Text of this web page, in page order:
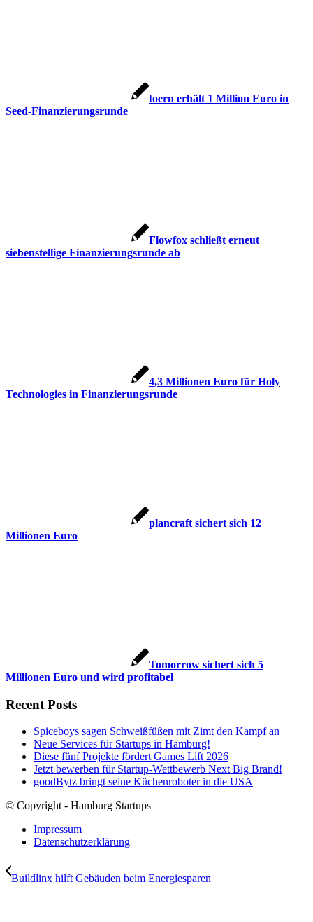
toern erhält 1 Million Euro in
Seed-Finanzierungsrunde
Flowfox schließt erneut
siebenstellige Finanzierungsrunde ab
4,3 Millionen Euro für Holy
Technologies in Finanzierungsrunde
plancraft sichert sich 12
Millionen Euro
Tomorrow sichert sich 5
Millionen Euro und wird profitabel
Recent Posts
Spiceboys sagen Schweißfüßen mit Zimt den Kampf an
Neue Services für Startups in Hamburg!
Diese fünf Projekte fördert Games Lift 2026
Jetzt bewerben für Startup-Wettbewerb Next Big Brand!
goodBytz bringt seine Küchenroboter in die USA
© Copyright - Hamburg Startups
Impressum
Datenschutzerklärung
Buildlinx hilft Gebäuden beim Energiesparen